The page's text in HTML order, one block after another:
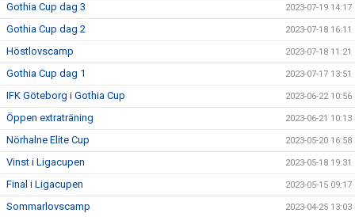
Gothia Cup dag 3 2023-07-19 14:17
Gothia Cup dag 2 2023-07-18 16:11
Höstlovscamp 2023-07-18 11:21
Gothia Cup dag 1 2023-07-17 13:51
IFK Göteborg i Gothia Cup 2023-06-22 10:56
Öppen extraträning 2023-06-21 10:13
Nörhalne Elite Cup 2023-05-20 16:58
Vinst i Ligacupen 2023-05-18 19:31
Final i Ligacupen 2023-05-15 09:17
Sommarlovscamp 2023-04-25 13:03